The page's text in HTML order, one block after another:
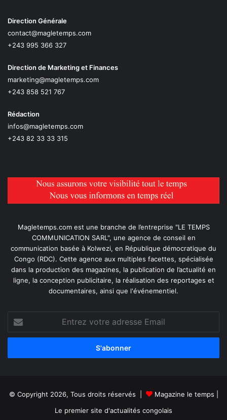
Direction Générale
contact@magletemps.com
+243 995 366 327
Direction de Marketing et Finances
marketing@magletemps.com
+243 858 521 767
Rédaction
infos@magletemps.com
+243 82 33 33 315
Magletemps.com est une branche de l’entreprise "LE TEMPS
COMMUNICATION SARL", une agence de conseil en
communication basée à Kolwezi, en République démocratique du
Congo (RDC). Cette agence aux multiples facettes, spécialisée
dans la production des magazines, la publication de l’actualité en
ligne, la conception publicitaire, la réalisation des reportages et
documentaires, ainsi que l'événementiel.
votre
adresse
© Copyright 2026, Tous droits réservés | Magazine le temps
Le premier site d'actualités congolais